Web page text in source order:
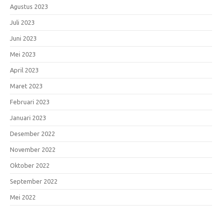
Agustus 2023
Juli 2023
Juni 2023
Mei 2023
April 2023
Maret 2023
Februari 2023
Januari 2023
Desember 2022
November 2022
Oktober 2022
September 2022
Mei 2022